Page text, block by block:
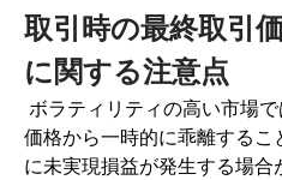
取引時の最終取引
に関する注意点
ボラティリティの高い市場
価格から一時的に乖離する
に未実現損益が発生する場